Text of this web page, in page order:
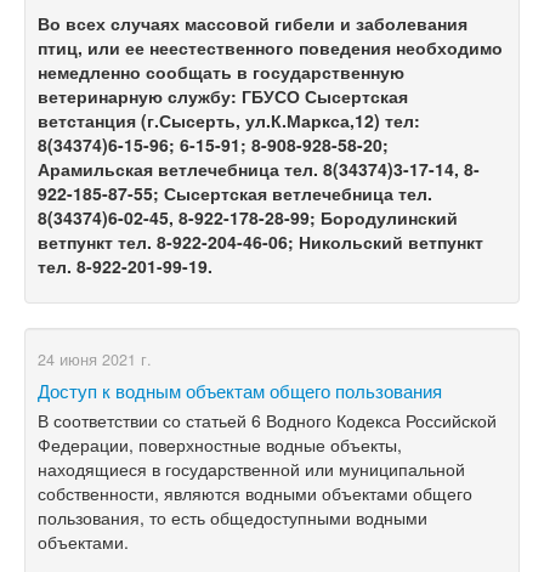
Во всех случаях массовой гибели и заболевания
птиц, или ее неестественного поведения необходимо
немедленно сообщать в государственную
ветеринарную службу: ГБУСО Сысертская
ветстанция (г.Сысерть, ул.К.Маркса,12) тел:
8(34374)6-15-96; 6-15-91; 8-908-928-58-20;
Арамильская ветлечебница тел. 8(34374)3-17-14, 8-
922-185-87-55; Сысертская ветлечебница тел.
8(34374)6-02-45, 8-922-178-28-99; Бородулинский
ветпункт тел. 8-922-204-46-06; Никольский ветпункт
тел. 8-922-201-99-19.
24 июня 2021 г.
Доступ к водным объектам общего пользования
В соответствии со статьей 6 Водного Кодекса Российской
Федерации, поверхностные водные объекты,
находящиеся в государственной или муниципальной
собственности, являются водными объектами общего
пользования, то есть общедоступными водными
объектами.